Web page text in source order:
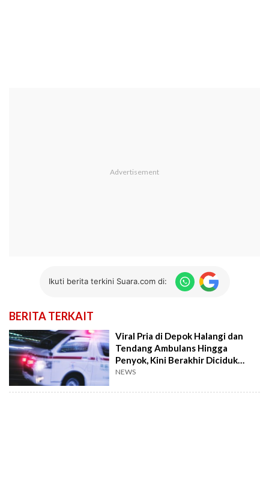
Ikuti berita terkini Suara.com di:
BERITA TERKAIT
Viral Pria di Depok Halangi dan
Tendang Ambulans Hingga
Penyok, Kini Berakhir Diciduk
Polisi
NEWS